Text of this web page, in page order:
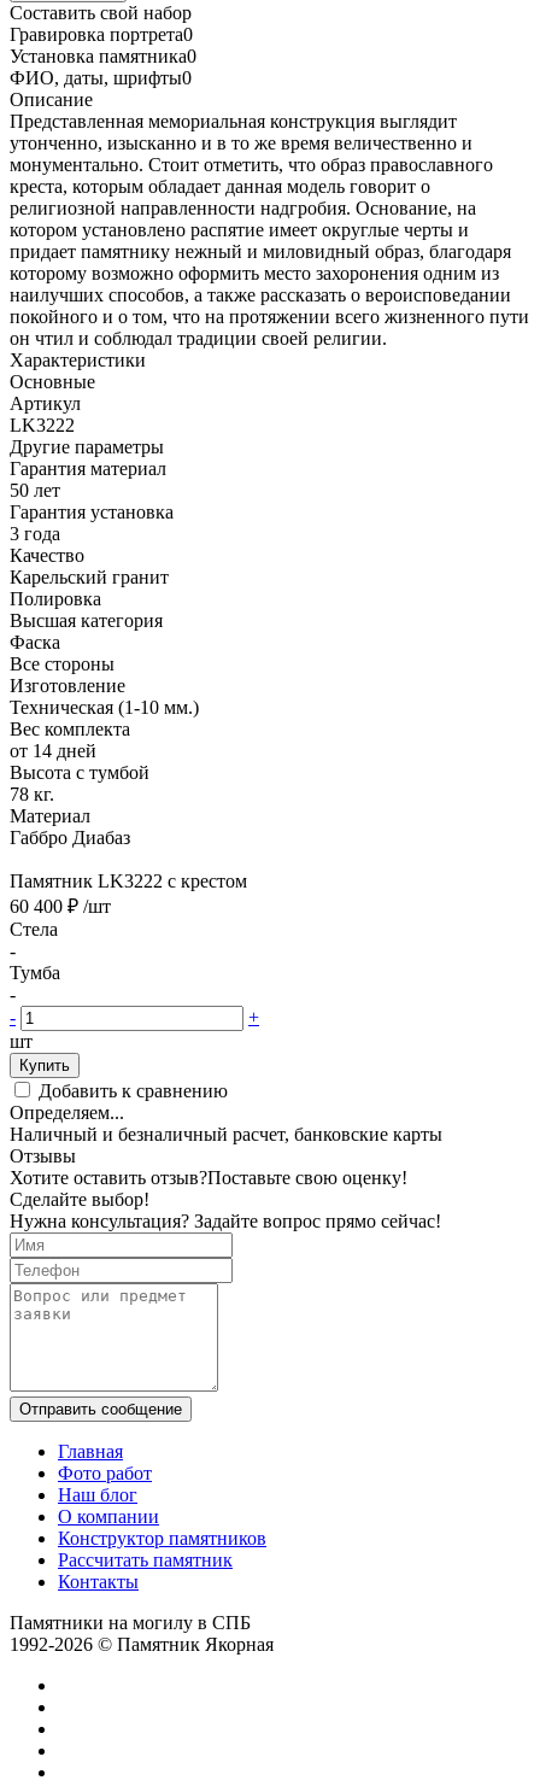
Составить свой набор
Гравировка портрета0
Установка памятника0
ФИО, даты, шрифты0
Описание
Представленная мемориальная конструкция выглядит
утонченно, изысканно и в то же время величественно и
монументально. Стоит отметить, что образ православного
креста, которым обладает данная модель говорит о
религиозной направленности надгробия. Основание, на
котором установлено распятие имеет округлые черты и
придает памятнику нежный и миловидный образ, благодаря
которому возможно оформить место захоронения одним из
наилучших способов, а также рассказать о вероисповедании
покойного и о том, что на протяжении всего жизненного пути
он чтил и соблюдал традиции своей религии.
Характеристики
Основные
Артикул
LK3222
Другие параметры
Гарантия материал
50 лет
Гарантия установка
3 года
Качество
Карельский гранит
Полировка
Высшая категория
Фаска
Все стороны
Изготовление
Техническая (1-10 мм.)
Вес комплекта
от 14 дней
Высота с тумбой
78 кг.
Материал
Габбро Диабаз
Памятник LK3222 с крестом
60 400 ₽ /шт
Стела
-
Тумба
-
-
+
шт
Купить
Добавить к сравнению
Определяем...
Наличный и безналичный расчет, банковские карты
Отзывы
Хотите оставить отзыв?Поставьте свою оценку!
Сделайте выбор!
Нужна консультация? Задайте вопрос прямо сейчас!
Отправить сообщение
Главная
Фото работ
Наш блог
О компании
Конструктор памятников
Рассчитать памятник
Контакты
Памятники на могилу в СПБ
1992-2026 © Памятник Якорная